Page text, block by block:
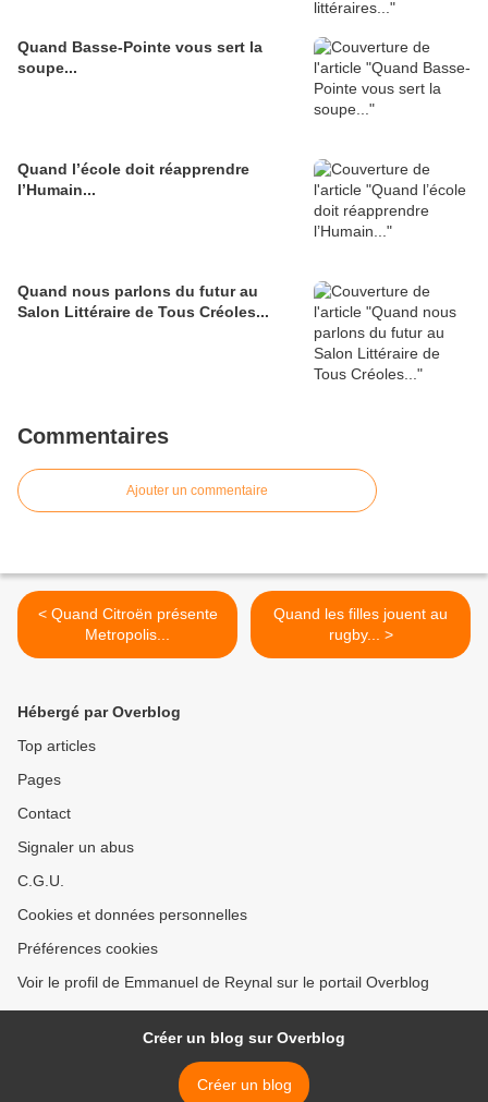
Quand Basse-Pointe vous sert la
soupe...
Quand l’école doit réapprendre
l’Humain...
Quand nous parlons du futur au
Salon Littéraire de Tous Créoles...
Commentaires
Ajouter un commentaire
< Quand Citroën présente
Metropolis...
Quand les filles jouent au
rugby... >
Hébergé par Overblog
Top articles
Pages
Contact
Signaler un abus
C.G.U.
Cookies et données personnelles
Préférences cookies
Voir le profil de Emmanuel de Reynal sur le portail Overblog
Créer un blog sur Overblog
Créer un blog